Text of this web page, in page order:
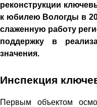
реконструкции
к юбилею Вологды в
слаженную работу
поддержку в
значения.
Инспекция
Первым объектом